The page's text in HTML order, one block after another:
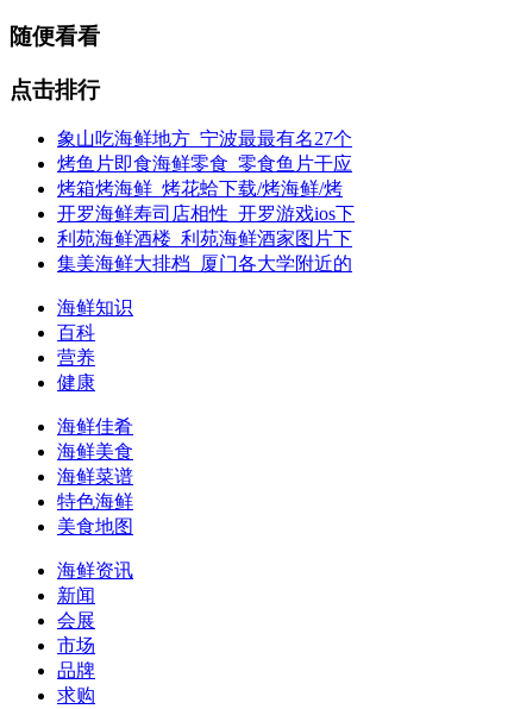
随便看看
点击排行
象山吃海鲜地方_宁波最最有名27个
烤鱼片即食海鲜零食_零食鱼片干应
烤箱烤海鲜_烤花蛤下载/烤海鲜/烤
开罗海鲜寿司店相性_开罗游戏ios下
利苑海鲜酒楼_利苑海鲜酒家图片下
集美海鲜大排档_厦门各大学附近的
海鲜知识
百科
营养
健康
海鲜佳肴
海鲜美食
海鲜菜谱
特色海鲜
美食地图
海鲜资讯
新闻
会展
市场
品牌
求购